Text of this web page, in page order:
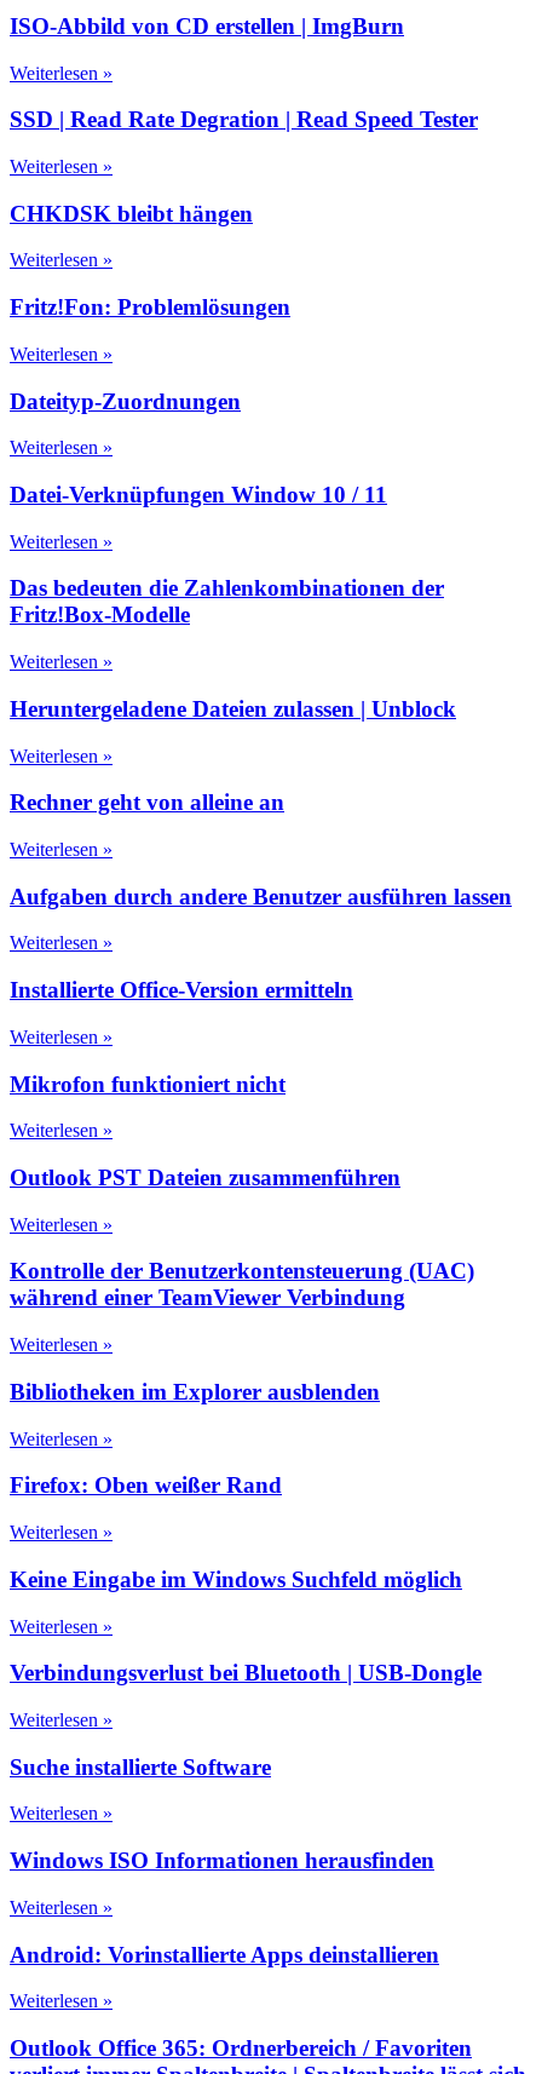
ISO-Abbild von CD erstellen | ImgBurn
Weiterlesen »
SSD | Read Rate Degration | Read Speed Tester
Weiterlesen »
CHKDSK bleibt hängen
Weiterlesen »
Fritz!Fon: Problemlösungen
Weiterlesen »
Dateityp-Zuordnungen
Weiterlesen »
Datei-Verknüpfungen Window 10 / 11
Weiterlesen »
Das bedeuten die Zahlenkombinationen der
Fritz!Box-Modelle
Weiterlesen »
Heruntergeladene Dateien zulassen | Unblock
Weiterlesen »
Rechner geht von alleine an
Weiterlesen »
Aufgaben durch andere Benutzer ausführen lassen
Weiterlesen »
Installierte Office-Version ermitteln
Weiterlesen »
Mikrofon funktioniert nicht
Weiterlesen »
Outlook PST Dateien zusammenführen
Weiterlesen »
Kontrolle der Benutzerkontensteuerung (UAC)
während einer TeamViewer Verbindung
Weiterlesen »
Bibliotheken im Explorer ausblenden
Weiterlesen »
Firefox: Oben weißer Rand
Weiterlesen »
Keine Eingabe im Windows Suchfeld möglich
Weiterlesen »
Verbindungsverlust bei Bluetooth | USB-Dongle
Weiterlesen »
Suche installierte Software
Weiterlesen »
Windows ISO Informationen herausfinden
Weiterlesen »
Android: Vorinstallierte Apps deinstallieren
Weiterlesen »
Outlook Office 365: Ordnerbereich / Favoriten